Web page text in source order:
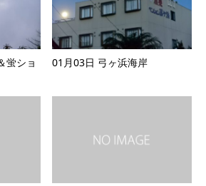
蛍ショ
01月03日 弓ヶ浜海岸